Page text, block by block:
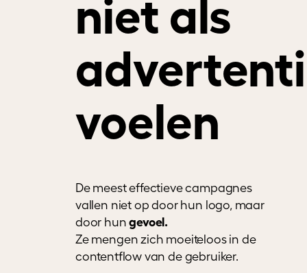
niet als
voelen
De meest effectieve campagnes
vallen niet op door hun logo, maar
door hungevoel.
Ze mengen zich moeiteloos in de
contentflow van de gebruiker.